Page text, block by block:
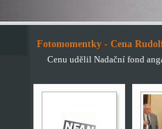
Fotomomentky - Cena
Cenu udělil Nadační fond